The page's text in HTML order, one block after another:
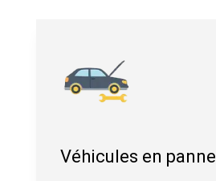
Véhicules en panne